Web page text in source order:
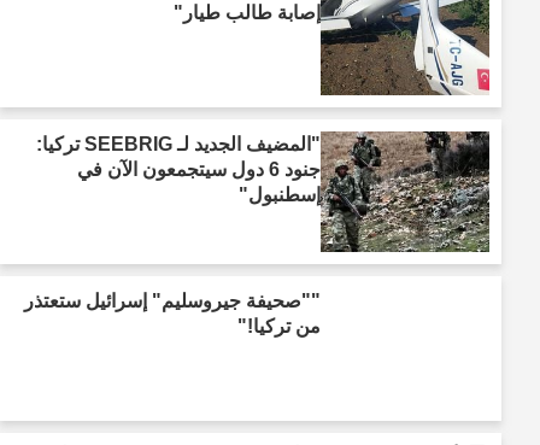
إصابة طالب طيار"
"المضيف الجديد لـ SEEBRIG تركيا:
جنود 6 دول سيتجمعون الآن في
إسطنبول"
""صحيفة جيروسليم" إسرائيل ستعتذر
من تركيا!"